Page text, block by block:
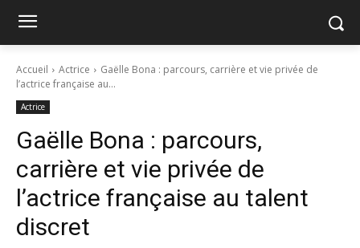
Accueil Actrice
Gaëlle Bona : parcours, carrière et vie privée de
l’actrice française au...
Actrice
Gaëlle Bona : parcours,
carrière et vie privée de
l’actrice française au talent
discret